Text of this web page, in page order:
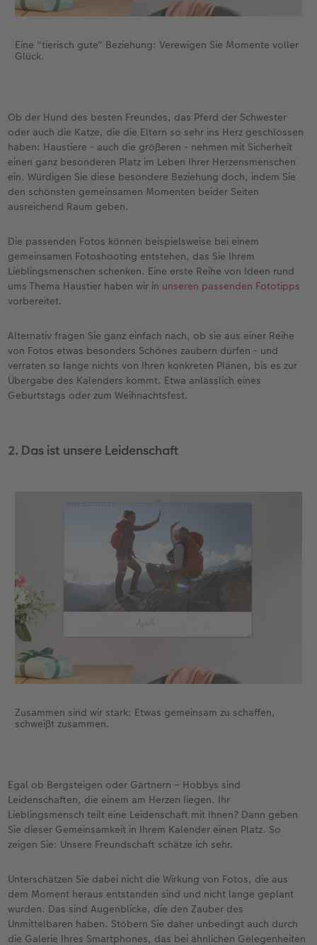
Eine "tierisch gute" Beziehung: Verewigen Sie Momente voller
Glück.
Ob der Hund des besten Freundes, das Pferd der Schwester
oder auch die Katze, die die Eltern so sehr ins Herz geschlossen
haben: Haustiere - auch die größeren - nehmen mit Sicherheit
einen ganz besonderen Platz im Leben Ihrer Herzensmenschen
ein. Würdigen Sie diese besondere Beziehung doch, indem Sie
den schönsten gemeinsamen Momenten beider Seiten
ausreichend Raum geben.
Die passenden Fotos können beispielsweise bei einem
gemeinsamen Fotoshooting entstehen, das Sie Ihrem
Lieblingsmenschen schenken. Eine erste Reihe von Ideen rund
ums Thema Haustier haben wir in unseren passenden Fototipps
vorbereitet.
Alternativ fragen Sie ganz einfach nach, ob sie aus einer Reihe
von Fotos etwas besonders Schönes zaubern dürfen - und
verraten so lange nichts von Ihren konkreten Plänen, bis es zur
Übergabe des Kalenders kommt. Etwa anlässlich eines
Geburtstags oder zum Weihnachtsfest.
2. Das ist unsere Leidenschaft
Zusammen sind wir stark: Etwas gemeinsam zu schaffen,
schweißt zusammen.
Egal ob Bergsteigen oder Gärtnern – Hobbys sind
Leidenschaften, die einem am Herzen liegen. Ihr
Lieblingsmensch teilt eine Leidenschaft mit Ihnen? Dann geben
Sie dieser Gemeinsamkeit in Ihrem Kalender einen Platz. So
zeigen Sie: Unsere Freundschaft schätze ich sehr.
Unterschätzen Sie dabei nicht die Wirkung von Fotos, die aus
dem Moment heraus entstanden sind und nicht lange geplant
wurden. Das sind Augenblicke, die den Zauber des
Unmittelbaren haben. Stöbern Sie daher unbedingt auch durch
die Galerie Ihres Smartphones, das bei ähnlichen Gelegenheiten